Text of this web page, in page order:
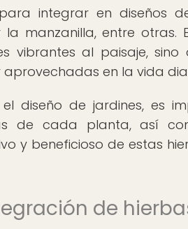
integrar en diseños
manzanilla, entre otras.
vibrantes al paisaje, sino
en la vida
diseño de jardines, es
de cada planta, así
y beneficioso de estas
de